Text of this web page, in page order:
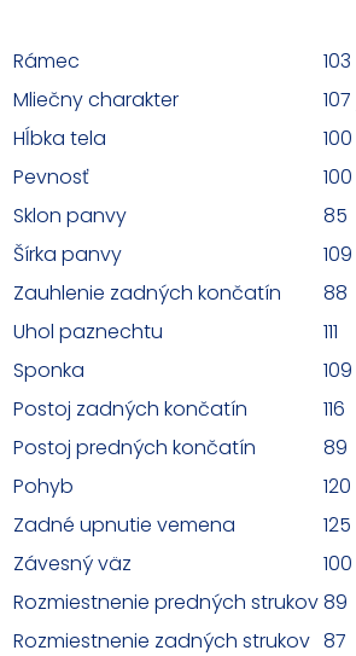
Rámec
103
Mliečny charakter
107
Hĺbka tela
100
Pevnosť
100
Sklon panvy
85
Šírka panvy
109
Zauhlenie zadných končatín
88
Uhol paznechtu
111
Sponka
109
Postoj zadných končatín
116
Postoj predných končatín
89
Pohyb
120
Zadné upnutie vemena
125
Závesný väz
100
Rozmiestnenie predných strukov89
Rozmiestnenie zadných strukov 87